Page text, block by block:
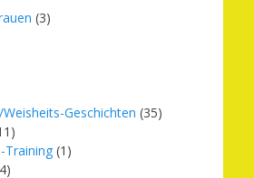
(3)
Geschichten (35)
Training (1)